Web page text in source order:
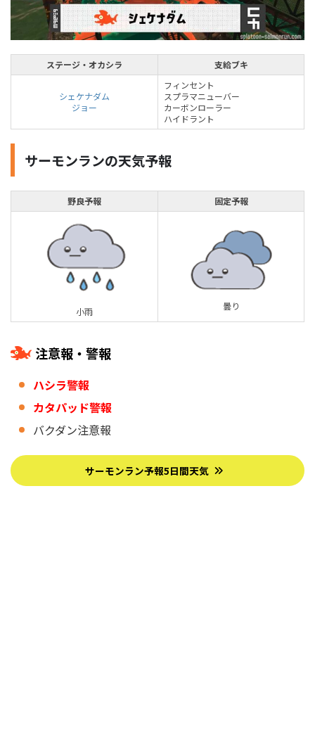
ステージ・オカシラ 支給ブキ
シェケナダム
ジョー
フィンセント
スプラマニューバー
カーボンローラー
ハイドラント
サーモンランの天気予報
野良予報 固定予報
小雨 曇り
注意報・警報
ハシラ警報
カタパッド警報
バクダン注意報
サーモンラン予報5日間天気